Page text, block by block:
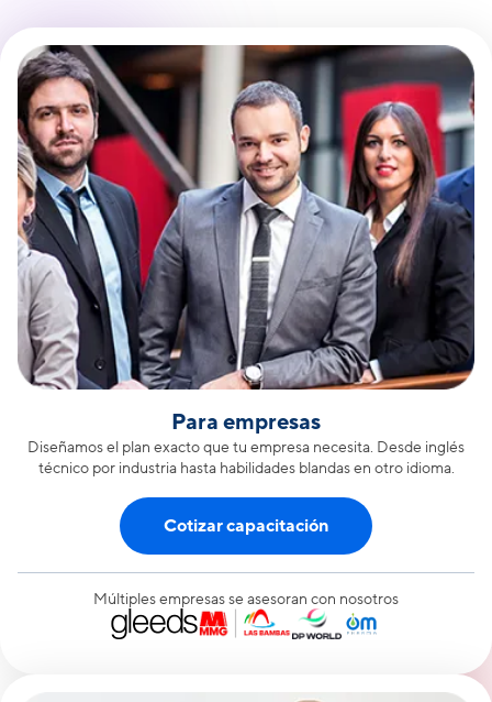
Para empresas
Diseñamos el plan exacto que tu empresa necesita. Desde inglés
técnico por industria hasta habilidades blandas en otro idioma.
Cotizar capacitación
Múltiples empresas se asesoran con nosotros